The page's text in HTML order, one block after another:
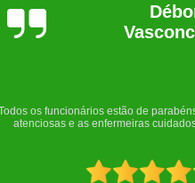
Lethícia
Regina
Realizei uma consulta com meu
Raphaela e ela foi extremamente
recepção!